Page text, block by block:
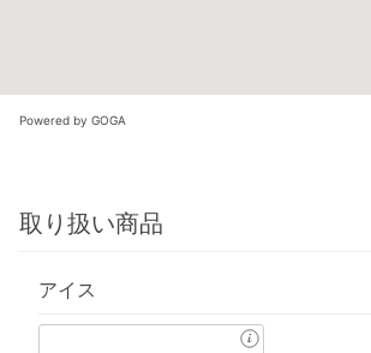
Powered by GOGA
取り扱い商品
アイス